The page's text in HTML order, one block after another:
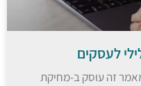
לעסקים
זה עוסק ב-מחיקת